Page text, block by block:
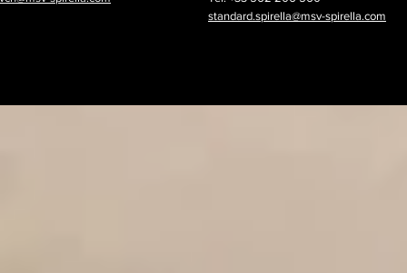
standard.spirella@msv-spirella.com